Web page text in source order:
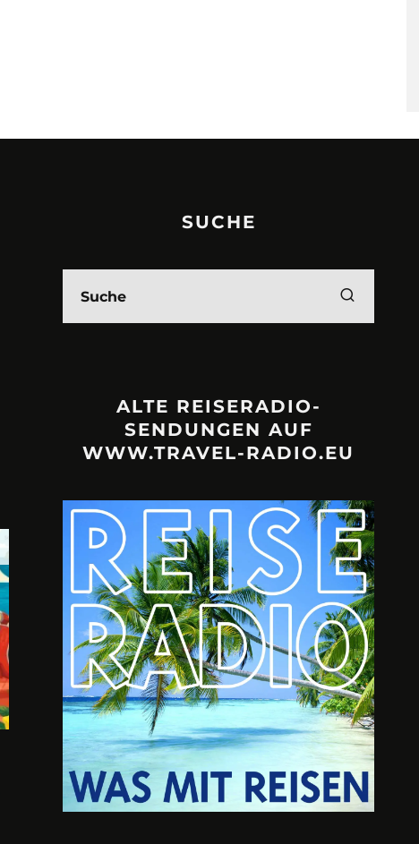
URLAUBSFRUST – IST REISEN
KAPUTT?
Philipp Laage „Travel is broken“ - Wege aus der
Urlaubsfalle
A3M –
Mit Krisen-
SUCHE
ALTE REISERADIO-
SENDUNGEN AUF
WWW.TRAVEL-RADIO.EU